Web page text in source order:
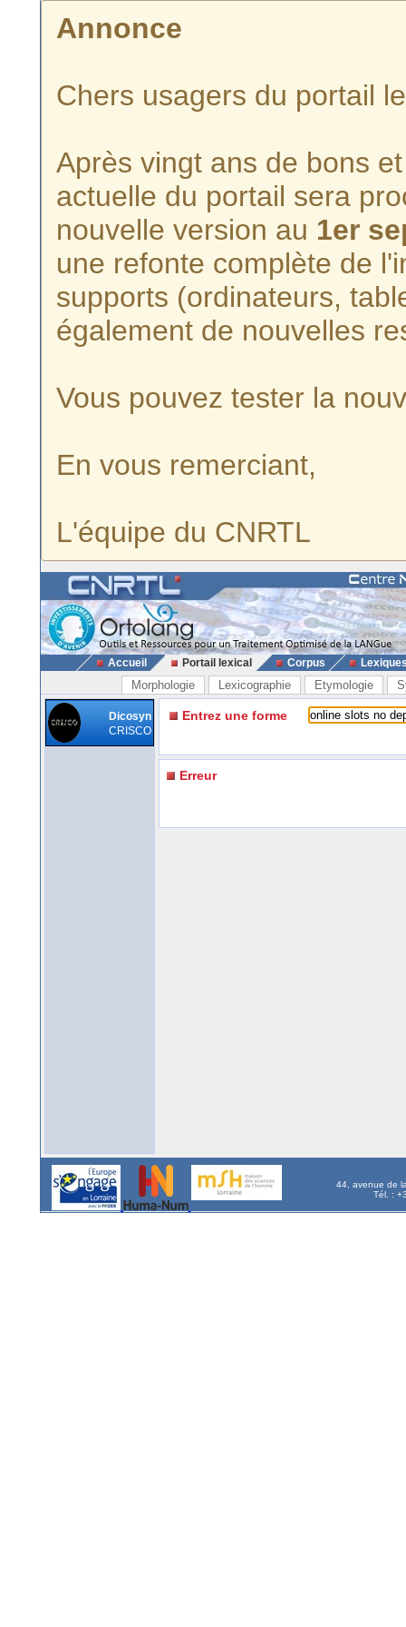
Annonce
Chers usagers du portail
Après vingt ans de bons
actuelle du portail sera
nouvelle version au 1er
une refonte complète de
supports (ordinateurs,
également de nouvelles
Vous pouvez tester la
En vous remerciant,
L'équipe du CNRTL
Accueil Portail lexical Corpus
Morphologie Lexicographie Etymologie
Dicosyn
CRISCO
Entrez une forme
Erreur
44, avenue de
Tél. :